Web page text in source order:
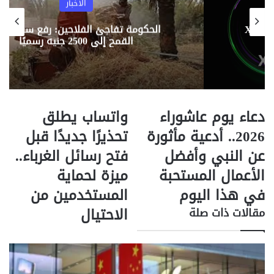
تر
ا
ل
ب
ر
ي
د
سعر توريد إسرائيل تضرب قاذفة صواريخ
ترد على تصريحات ترامب: “نحن
الحرب”
د
ا
ء
ي
و
م
ع
ا
ش
و
ر
ا
دعاء يوم عاشوراء
2026.. أدعية مأثورة
عن النبي وأفضل
الأعمال المستحبة
في هذا اليوم
و
ا
ت
س
ا
ب
ي
ط
ل
ت
واتساب يطلق
تحذيرًا جديدًا قبل
فتح رسائل الغرباء..
ميزة لحماية
المستخدمين من
الاحتيال مقالات ذات صلة